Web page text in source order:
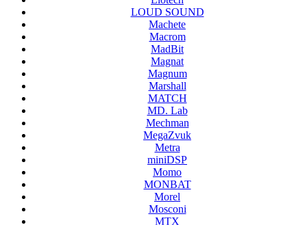
LOUD SOUND
Machete
Macrom
MadBit
Magnat
Magnum
Marshall
MATCH
MD. Lab
Mechman
MegaZvuk
Metra
miniDSP
Momo
MONBAT
Morel
Mosconi
MTX